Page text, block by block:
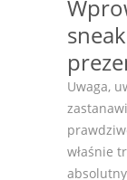
Uwaga,
właśnie